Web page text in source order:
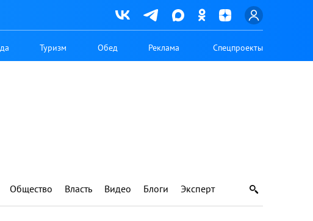
Туризм Обед Реклама Спецпроекты
Общество Власть Видео Блоги Эксперт